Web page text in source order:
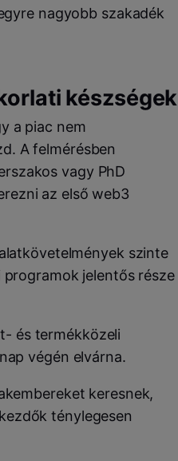
nagyobb szakadék
készségek
a piac nem
A felmérésben
vagy PhD
az első web3
szinte
jelentős része
és termékközeli
végén elvárna.
keresnek,
ténylegesen